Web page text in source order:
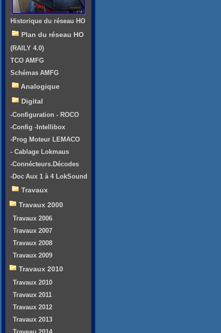
Historique du réseau HO
Plan du réseau HO
(RAILY 4.0)
TCO AMFG
Schémas AMFG
Analogique
Digital
-Configuration - ROCO
-Config -Intellibox
-Prog Moteur LEMACO
- Cablage Lokmaus
-Connécteurs.Décodes
-Doc Aux 1 à 4 LokSound
Travaux
Travaux 2000
Travaux 2006
Travaux 2007
Travaux 2008
Travaux 2009
Travaux 2010
Travaux 2010
Travaux 2011
Travaux 2012
Travaux 2013